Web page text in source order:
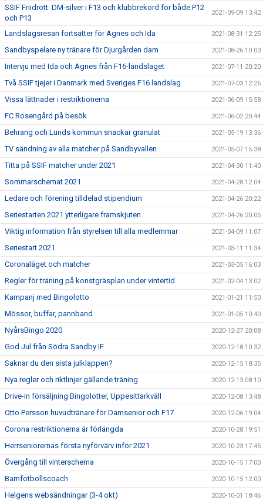
SSIF Friidrott: DM-silver i F13 och klubbrekord för både P12
och P13
2021-09-09 13:42
Landslagsresan fortsätter för Agnes och Ida 2021-08-31 12:25
Sandbyspelare ny tränare för Djurgården dam 2021-08-26 10:03
Intervju med Ida och Agnes från F16-landslaget 2021-07-11 20:20
Två SSIF tjejer i Danmark med Sveriges F16 landslag 2021-07-03 12:26
Vissa lättnader i restriktionerna 2021-06-09 15:58
FC Rosengård på besök 2021-06-02 20:44
Behrang och Lunds kommun snackar granulat 2021-05-19 13:36
TV sändning av alla matcher på Sandbyvallen 2021-05-07 15:38
Titta på SSIF matcher under 2021 2021-04-30 11:40
Sommarschemat 2021 2021-04-28 12:04
Ledare och förening tilldelad stipendium 2021-04-26 20:22
Seriestarten 2021 ytterligare framskjuten 2021-04-26 20:05
Viktig information från styrelsen till alla medlemmar 2021-04-09 11:07
Seriestart 2021 2021-03-11 11:34
Coronaläget och matcher 2021-03-05 16:03
Regler för träning på konstgräsplan under vintertid 2021-02-04 13:02
Kampanj med Bingolotto 2021-01-21 11:50
Mössor, buffar, pannband 2021-01-05 10:40
NyårsBingo 2020 2020-12-27 20:08
God Jul från Södra Sandby IF 2020-12-18 10:32
Saknar du den sista julklappen? 2020-12-15 18:35
Nya regler och riktlinjer gällande träning 2020-12-13 08:10
Drive-in försäljning Bingolotter, Uppesittarkväll 2020-12-08 13:48
Otto Persson huvudtränare för Damsenior och F17 2020-12-06 19:04
Corona restriktionerna är förlängda 2020-10-28 19:51
Herrseniorernas första nyförvärv inför 2021 2020-10-23 17:45
Övergång till vinterschema 2020-10-15 17:00
Barnfotbollscoach 2020-10-15 12:00
Helgens websändningar (3-4 okt) 2020-10-01 18:46